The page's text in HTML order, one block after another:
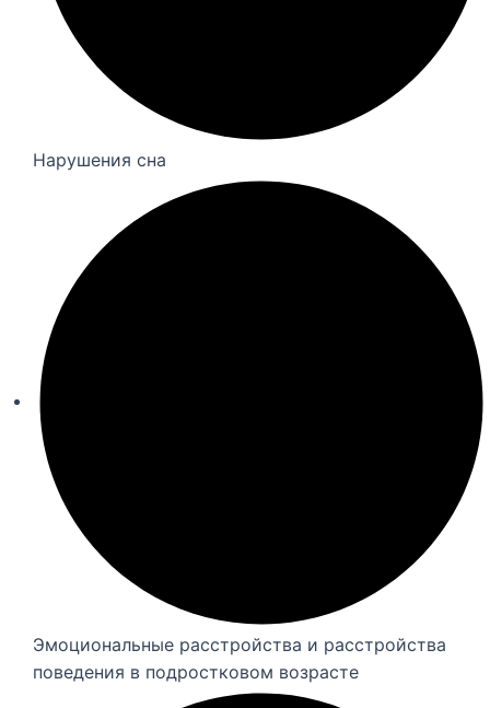
Нарушения сна
Эмоциональные расстройства и расстройства
поведения в подростковом возрасте